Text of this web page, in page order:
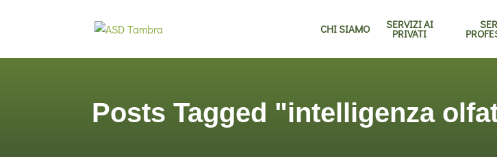
CHI SIAMO SERVIZI AI
PRIVATI
Posts Tagged "intelligenza